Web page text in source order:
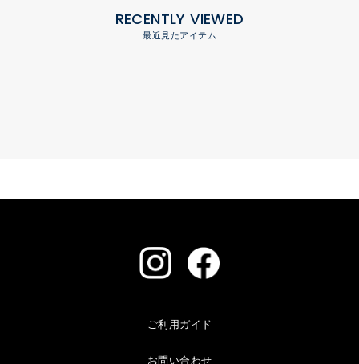
RECENTLY VIEWED
最近見たアイテム
ご利用ガイド
お問い合わせ